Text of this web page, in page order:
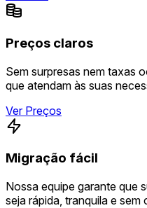
Preços claros
Sem surpresas nem taxas
que atendam às suas
Ver Preços
Migração fácil
Nossa equipe garante que
seja rápida, tranquila e sem